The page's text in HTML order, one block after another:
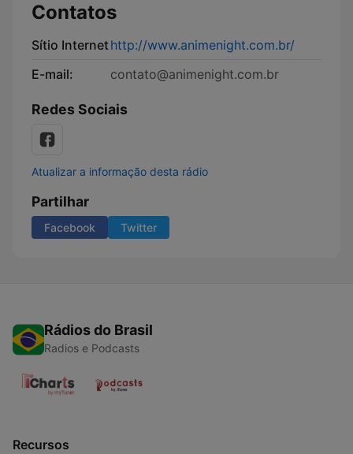
Contatos
Sítio Internethttp://www.animenight.com.br/
E-mail:
contato@animenight.com.br
Redes Sociais
Atualizar a informação desta rádio
Partilhar
Facebook Twitter
Rádios do Brasil
Radios e Podcasts
Recursos